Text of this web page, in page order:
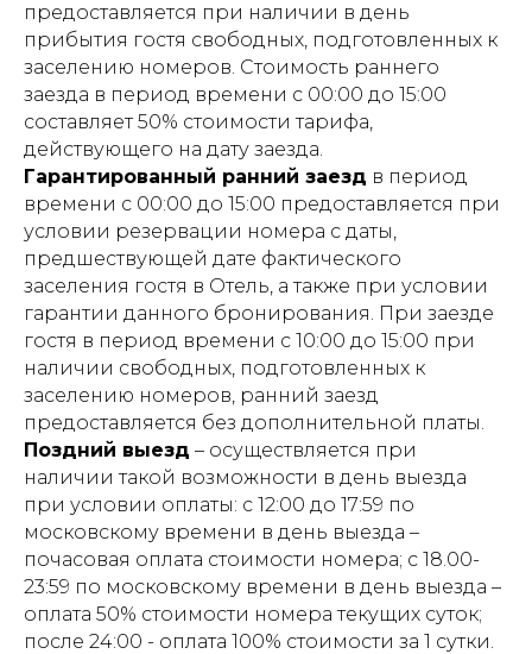
предоставляется при наличии в день
прибытия гостя свободных, подготовленных к
заселению номеров. Стоимость раннего
заезда в период времени с 00:00 до 15:00
составляет 50% стоимости тарифа,
действующего на дату заезда.
Гарантированный ранний заезд в период
времени с 00:00 до 15:00 предоставляется при
условии резервации номера с даты,
предшествующей дате фактического
заселения гостя в Отель, а также при условии
гарантии данного бронирования. При заезде
гостя в период времени с 10:00 до 15:00 при
наличии свободных, подготовленных к
заселению номеров, ранний заезд
предоставляется без дополнительной платы.
Поздний выезд – осуществляется при
наличии такой возможности в день выезда
при условии оплаты: с 12:00 до 17:59 по
московскому времени в день выезда –
почасовая оплата стоимости номера; с 18.00-
23:59 по московскому времени в день выезда –
оплата 50% стоимости номера текущих суток;
после 24:00 - оплата 100% стоимости за 1 сутки.